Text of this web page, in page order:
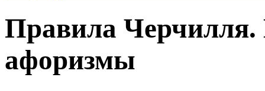
Правила Черчилля.
афоризмы